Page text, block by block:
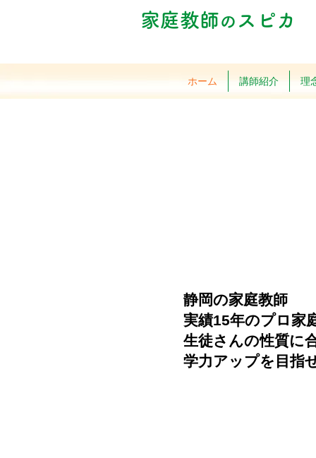
家庭教師の スピカ
ホーム 講師紹介 理
静岡の家庭教師
実績15年のプロ家
生徒さんの性質に
学力アップを目指